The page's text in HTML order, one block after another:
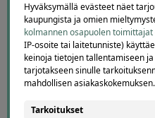
Kirjoita
Jarkko
1 day ago
Hyväksymällä evästeet näet
kaupungista ja omien
kolmannen osapuolen toimittajat
IP-osoite tai laitetunniste)
keinoja tietojen tallentamiseen
tarjotakseen sinulle
mahdollisen asiakaskokemuksen.
Tarkoitukset